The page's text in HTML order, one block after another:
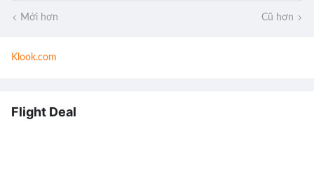
Mới hơn Cũ hơn
Klook.com
Flight Deal